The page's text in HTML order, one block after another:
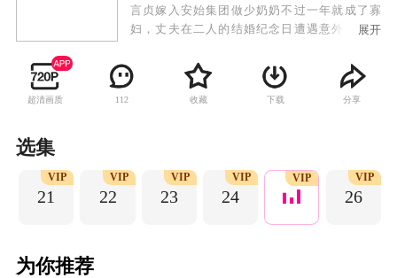
言贞嫁入安始集团做少奶奶不过一年就成了寡
妇，丈夫在二人的结婚纪念日遭遇意外下落不
理，准备为丈夫宣告死亡时，突然遇到了“丈夫的
回归”。眼前的男人与丈夫容貌一模一样，却性情
大变，声称是她的小叔。这个男人与言贞处处作
展开
超清画质 112 收藏 下载 分享
选集
21
VIP
22
VIP
23
VIP
24
VIP VIP
26
VIP
为你推荐